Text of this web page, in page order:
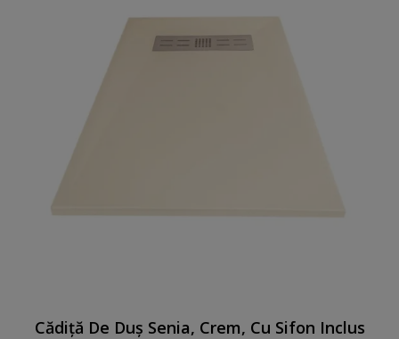
Cădiță De Duș Senia, Crem, Cu Sifon Inclus